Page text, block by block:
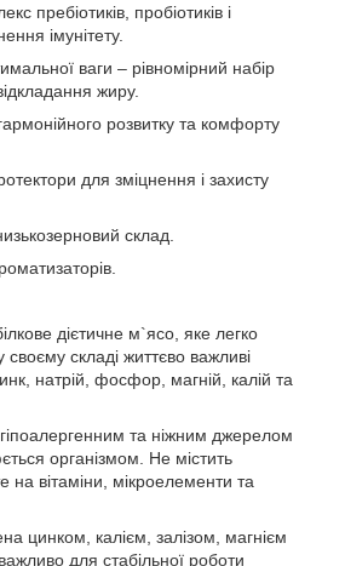
пребіотиків, пробіотиків і
імунітету.
ваги – рівномірний набір
жиру.
розвитку та комфорту
для зміцнення і захисту
склад.
дієтичне м`ясо, яке легко
своєму складі життєво важливі
натрій, фосфор, магній, калій та
та ніжним джерелом
організмом. Не містить
на вітаміни, мікроелементи та
цинком, калієм, залізом, магнієм
для стабільної роботи